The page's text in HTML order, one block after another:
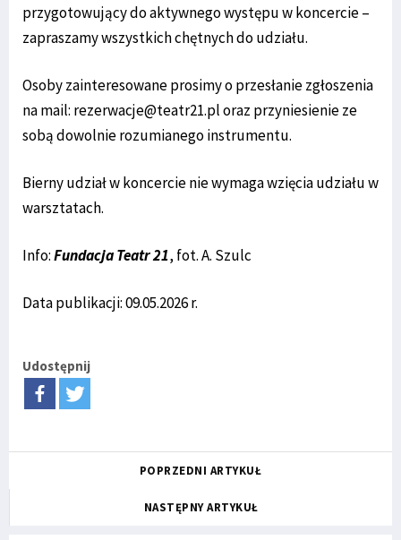
przygotowujący do aktywnego występu w koncercie –
zapraszamy wszystkich chętnych do udziału.
Osoby zainteresowane prosimy o przesłanie zgłoszenia
na mail: rezerwacje@teatr21.pl oraz przyniesienie ze
sobą dowolnie rozumianego instrumentu.
Bierny udział w koncercie nie wymaga wzięcia udziału w
warsztatach.
Info:Fundacja Teatr 21, fot. A. Szulc
Data publikacji: 09.05.2026 r.
Udostępnij
POPRZEDNI ARTYKUŁ
NASTĘPNY ARTYKUŁ